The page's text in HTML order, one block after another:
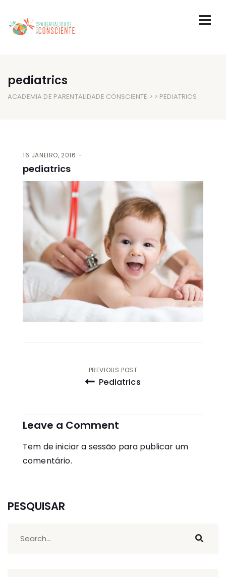
pediatrics
ACADEMIA DE PARENTALIDADE CONSCIENTE > > PEDIATRICS
16 JANEIRO, 2016
pediatrics
Navegação
artigos
PREVIOUS POST
Pediatrics
Leave a Comment
Tem deiniciar a sessão para publicar um
comentário.
PESQUISAR